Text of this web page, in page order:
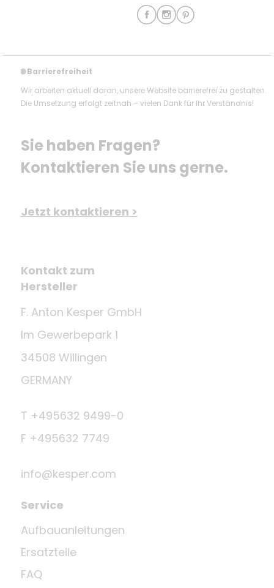
🌐Barrierefreiheit
Wir arbeiten aktuell daran, unsere Website barrierefrei zu gestalten.
Die Umsetzung erfolgt zeitnah – vielen Dank für Ihr Verständnis!
Sie haben Fragen?
Kontaktieren Sie uns gerne.
Jetzt kontaktieren >
Kontakt zum
Hersteller
F. Anton Kesper GmbH
Im Gewerbepark 1
34508 Willingen
GERMANY
T +495632 9499-0
F +495632 7749
info@kesper.com
Service
Aufbauanleitungen
Ersatzteile
FAQ